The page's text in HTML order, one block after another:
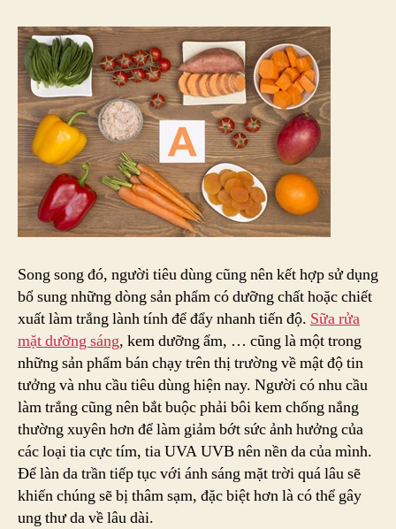
Song song đó, người tiêu dùng cũng nên kết hợp sử dụng
bổ sung những dòng sản phẩm có dưỡng chất hoặc chiết
xuất làm trắng lành tính để đẩy nhanh tiến độ. Sữa rửa
mặt dưỡng sáng, kem dưỡng ẩm, … cũng là một trong
những sản phẩm bán chạy trên thị trường về mật độ tin
tưởng và nhu cầu tiêu dùng hiện nay. Người có nhu cầu
làm trắng cũng nên bắt buộc phải bôi kem chống nắng
thường xuyên hơn để làm giảm bớt sức ảnh hưởng của
các loại tia cực tím, tia UVA UVB nên nền da của mình.
Để làn da trần tiếp tục với ánh sáng mặt trời quá lâu sẽ
khiến chúng sẽ bị thâm sạm, đặc biệt hơn là có thể gây
ung thư da về lâu dài.